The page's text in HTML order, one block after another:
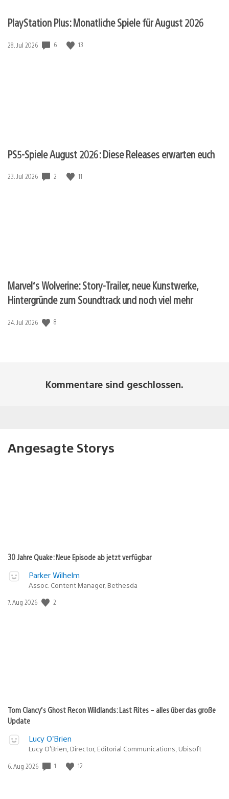
PlayStation Plus: Monatliche Spiele für August 2026
Veröffentlichungsdatum:
28. Jul 2026 6 13
PS5-Spiele August 2026: Diese Releases erwarten euch
Veröffentlichungsdatum:
23. Jul 2026 2 11
Marvel‘s Wolverine: Story-Trailer, neue Kunstwerke,
Hintergründe zum Soundtrack und noch viel mehr
Veröffentlichungsdatum:
24. Jul 2026 8
Kommentare sind geschlossen.
Angesagte Storys
30 Jahre Quake: Neue Episode ab jetzt verfügbar
Parker Wilhelm
Assoc. Content Manager, Bethesda
Veröffentlichungsdatum:
7. Aug 2026 2
Tom Clancy’s Ghost Recon Wildlands: Last Rites – alles über das große
Update
Lucy O’Brien
Lucy O’Brien, Director, Editorial Communications, Ubisoft
Veröffentlichungsdatum:
6. Aug 2026 1 12